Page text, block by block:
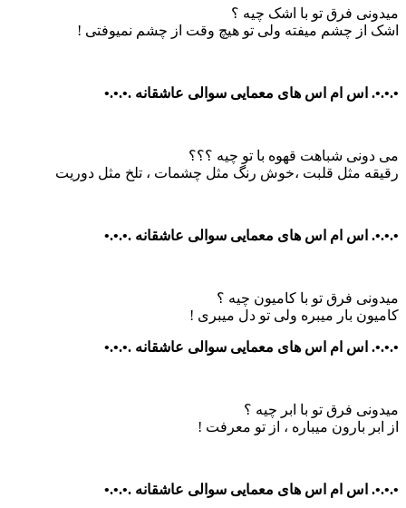
میدونی فرق تو با اشک چیه ؟
اشک از چشم میفته ولی تو هیچ وقت از چشم نمیوفتی !
•.•.•. اس ام اس های معمایی سوالی عاشقانه .•.•.•
می دونی شباهت قهوه با تو چیه ؟؟؟
رقیقه مثل قلبت ،خوش رنگ مثل چشمات ، تلخ مثل دوریت
•.•.•. اس ام اس های معمایی سوالی عاشقانه .•.•.•
میدونی فرق تو با کامیون چیه ؟
کامیون بار میبره ولی تو دل میبری !
•.•.•. اس ام اس های معمایی سوالی عاشقانه .•.•.•
میدونی فرق تو با ابر چیه ؟
از ابر بارون میباره ، از تو معرفت !
•.•.•. اس ام اس های معمایی سوالی عاشقانه .•.•.•